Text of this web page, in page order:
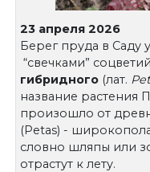
23 апреля 2026
Берег пруда в Саду
“свечками” соцветий
гибридного (лат.
название растения
произошло от
(Petas) -
словно шляпы или
отрастут к лету.